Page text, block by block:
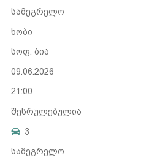
სამეგრელო
ხობი
სოფ. ბია
09.06.2026
21:00
შესრულებულია
3
სამეგრელო